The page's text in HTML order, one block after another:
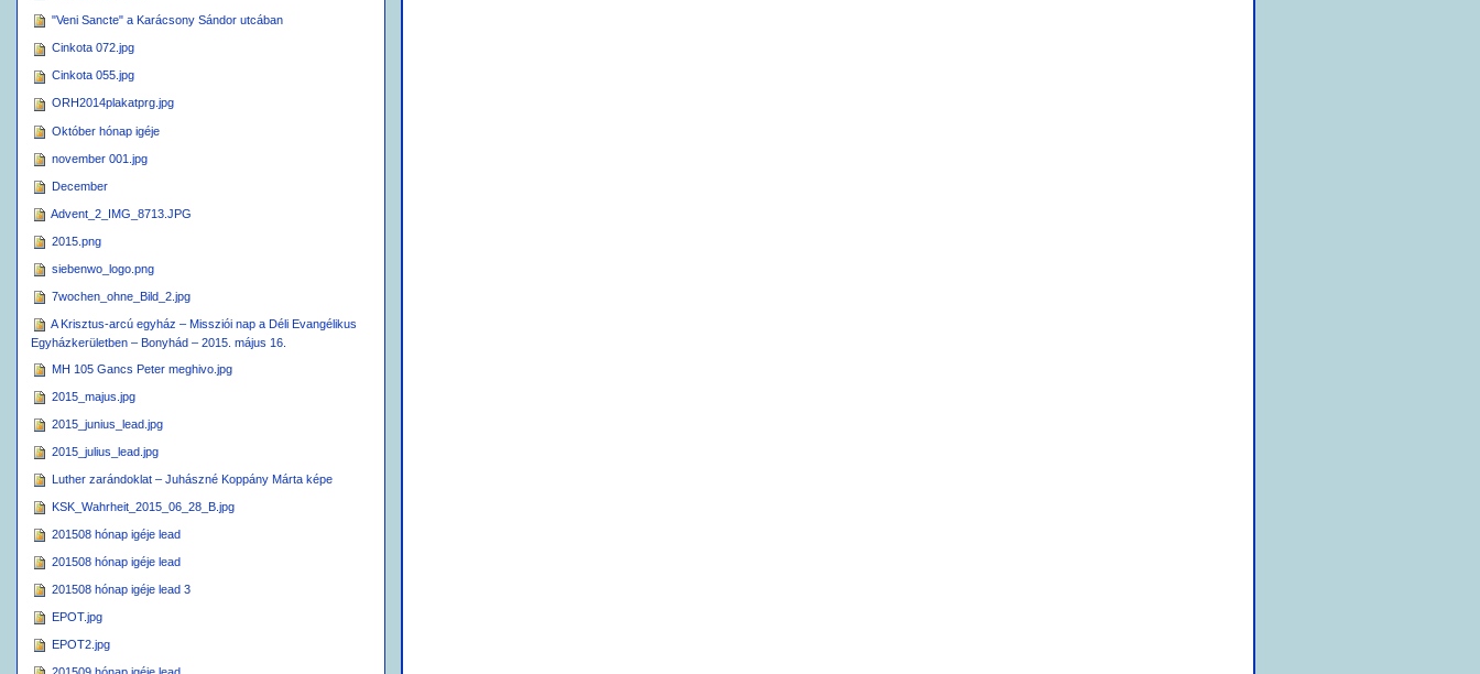
"Veni Sancte" a Karácsony Sándor utcában
Cinkota 072.jpg
Cinkota 055.jpg
ORH2014plakatprg.jpg
Október hónap igéje
november 001.jpg
December
Advent_2_IMG_8713.JPG
2015.png
siebenwo_logo.png
7wochen_ohne_Bild_2.jpg
A Krisztus-arcú egyház – Missziói nap a Déli Evangélikus
Egyházkerületben – Bonyhád – 2015. május 16.
MH 105 Gancs Peter meghivo.jpg
2015_majus.jpg
2015_junius_lead.jpg
2015_julius_lead.jpg
Luther zarándoklat – Juhászné Koppány Márta képe
KSK_Wahrheit_2015_06_28_B.jpg
201508 hónap igéje lead
201508 hónap igéje lead
201508 hónap igéje lead 3
EPOT.jpg
EPOT2.jpg